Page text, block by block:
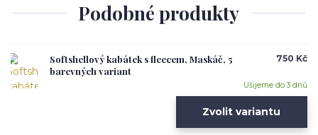
Podobné produkty
Softshellový kabátek s fleecem, Maskáč, 5
barevných variant
750 Kč
Ušijeme do 3 dnů
Zvolit variantu